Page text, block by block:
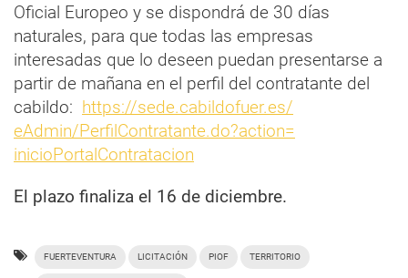
Oficial Europeo y se dispondrá de 30 días
naturales, para que todas las empresas
interesadas que lo deseen puedan presentarse a
partir de mañana en el perfil del contratante del
cabildo: https://sede.cabildofuer.es/
eAdmin/PerfilContratante.do?action=
inicioPortalContratacion
El plazo finaliza el 16 de diciembre.
FUERTEVENTURA LICITACIÓN PIOF TERRITORIO